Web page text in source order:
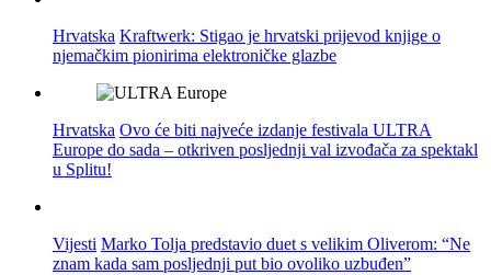
Hrvatska Kraftwerk: Stigao je hrvatski prijevod knjige o
njemačkim pionirima elektroničke glazbe
Hrvatska Ovo će biti najveće izdanje festivala ULTRA
Europe do sada – otkriven posljednji val izvođača za spektakl
u Splitu!
Vijesti Marko Tolja predstavio duet s velikim Oliverom: “Ne
znam kada sam posljednji put bio ovoliko uzbuđen”